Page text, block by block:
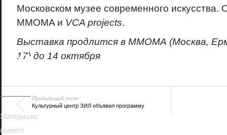
Московском музее современного искусства.
MMOMA и VCA projects.
Выставка продлится в ММОМА (Москва,
17) до 14 октября
Предыдущий пост
Культурный центр ЗИЛ объявил программу
18+
Материалы
нашего